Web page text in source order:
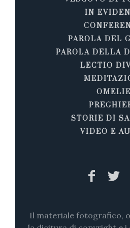
IN
PAROLA DEL
PAROLA DELLA
LECTIO
OMELIE
STORIE DI
VIDEO E
Il materiale fotografico,